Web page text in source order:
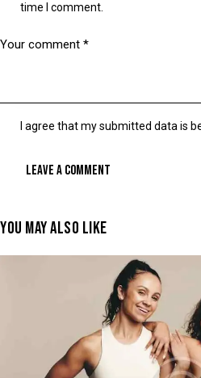
time I comment.
I agree that my submitted data is
YOU MAY ALSO LIKE